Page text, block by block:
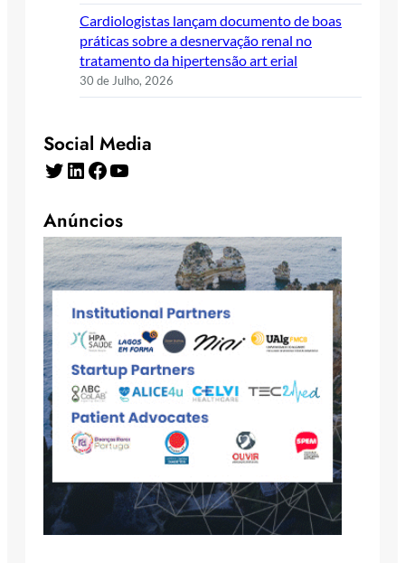
Cardiologistas lançam documento de boas
práticas sobre a desnervação renal no
tratamento da hipertensão art erial
30 de Julho, 2026
Social Media
Twitter LinkedIn Facebook YouTube
Anúncios